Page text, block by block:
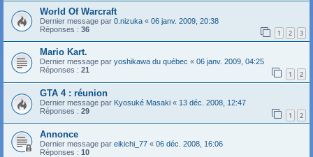
World Of Warcraft
Dernier message par 0.nizuka « 06 janv. 2009, 20:38
Réponses : 36 1 2 3
Mario Kart.
Dernier message par yoshikawa du québec « 06 janv. 2009, 04:25
Réponses : 21 1 2
GTA 4 : réunion
Dernier message par Kyosuké Masaki « 13 déc. 2008, 12:47
Réponses : 29 1 2
Annonce
Dernier message par eikichi_77 « 06 déc. 2008, 16:06
Réponses : 10